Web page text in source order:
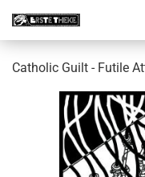
Catholic Guilt - Futile